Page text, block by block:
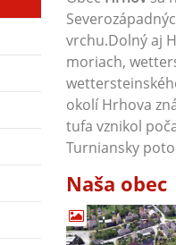
vrchu.Dolný aj
moriach,
okolí Hrhova
tufa vznikol
Turniansky
Naša obec